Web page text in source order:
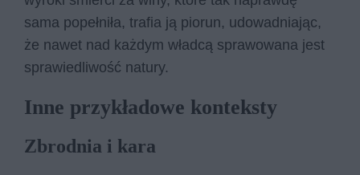
sama popełniła, trafia ją piorun, udowadniając,
że nawet nad każdym władcą sprawowana jest
sprawiedliwość natury.
Inne przykładowe konteksty
Zbrodnia i kara